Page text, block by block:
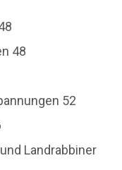
48
52
Landrabbiner